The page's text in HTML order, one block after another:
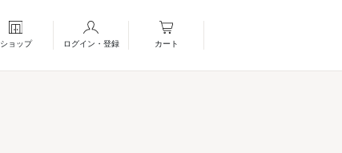
ショップ ログイン・登録 カート